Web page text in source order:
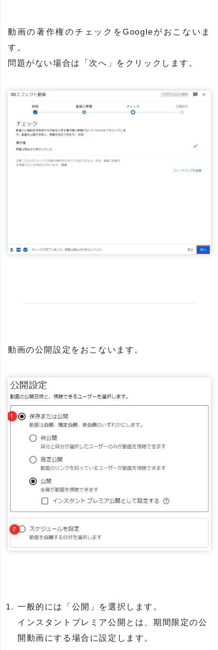
動画の著作権のチェックをGoogleがおこないま
す。
問題がない場合は「次へ」をクリックします。
動画の公開設定をおこないます。
一般的には「公開」を選択します。
インスタントプレミア公開とは、期間限定の公
開動画にする場合に設定します。